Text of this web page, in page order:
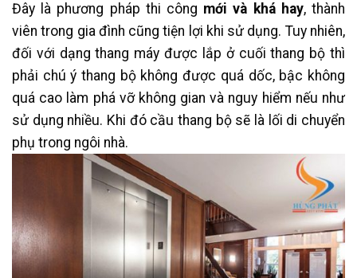
Đây là phương pháp thi công mới và khá hay, thành
viên trong gia đình cũng tiện lợi khi sử dụng. Tuy nhiên,
đối với dạng thang máy được lắp ở cuối thang bộ thì
phải chú ý thang bộ không được quá dốc, bậc không
quá cao làm phá vỡ không gian và nguy hiểm nếu như
sử dụng nhiều. Khi đó cầu thang bộ sẽ là lối di chuyển
phụ trong ngôi nhà.